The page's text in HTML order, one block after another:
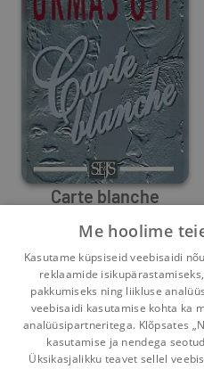
Carte blanche
0 6
Pealehele Ostukorv
Me hoolime
Kasutame küpsiseid veebisaidi
reklaamide
pakkumiseks ning liikluse
veebisaidi kasutamise kohta ka
analüüsipartneritega. Klõpsates
kasutamise ja nendega
Üksikasjalikku teavet sellel